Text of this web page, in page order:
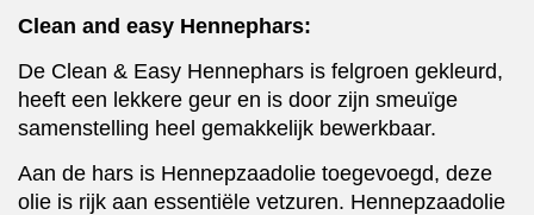
Clean and easy Hennephars:
De Clean & Easy Hennephars is felgroen gekleurd,
heeft een lekkere geur en is door zijn smeuïge
samenstelling heel gemakkelijk bewerkbaar.
Aan de hars is Hennepzaadolie toegevoegd, deze
olie is rijk aan essentiële vetzuren. Hennepzaadolie